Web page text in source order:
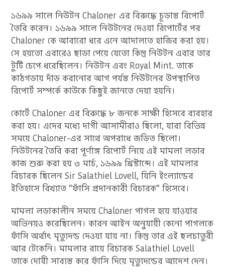
১৬৯৯ সালে নিউটন Chaloner এর বিরুদ্ধে চূড়ান্ত রিপোর্ট
তৈরি করেন। ১৬৯৯ সালে নিউটনের দেওয়া রিপোর্টের পর
Chaloner কে আবারো ধরে এনে আদালতে হাজির করা হয়।
সে হয়তো এবারেও ছাড়া পেয়ে যেতো কিন্তু নিউটন এবার তার
টুটি চেপে ধরেছিলেন। নিউটন এবং Royal Mint. তাকে
কাঠগড়ায় দাঁড় করানোর আগ পর্যন্ত নিউটনের উপস্থাপিত
রিপোর্ট সম্পর্কে কাউকে কিছুই জানতে দেয়া হয়নি।
কোর্টে Chaloner এর বিরুদ্ধে ৮ জনকে সাক্ষী হিসেবে ব্যবহার
করা হয়। এদের মধ্যে দাগী আসামীরাও ছিলো, যারা বিভিন্ন
সময়ে Chaloner-এর সাথে অপরাধে জড়িত ছিলো।
নিউটনের তৈরি করা পূর্ণাঙ্গ রিপোর্ট নিয়ে এই মামলা লড়ার
কাজ শুরু করা হয় ৩ মার্চ, ১৬৯৯ খ্রিস্টাব্দে। এই মামলার
বিচারক ছিলেন Sir Salathiel Lovell, যিনি ইংল্যান্ডের
ইতিহাসে বিখ্যাত “ফাঁসি প্রদানকারী বিচারক” হিসেবে।
মামলা লড়াকালীন সময়ে Chaloner পাগল হয়ে যাওয়ার
অভিনয়ও করেছিলেন। কারন আইন অনুযায়ী কেনো পাগলকে
ফাঁসি অর্থাৎ মৃত্যুদন্ড দেওয়া যায় না। কিন্তু তার এই ছলচাতুরী
আর টেকেনি। মামলার রায়ে বিচারক Salathiel Lovell
তাকে দোষী সাব্যস্ত করে ফাঁসি দিয়ে মৃত্যুদন্ডের আদেশ দেন।